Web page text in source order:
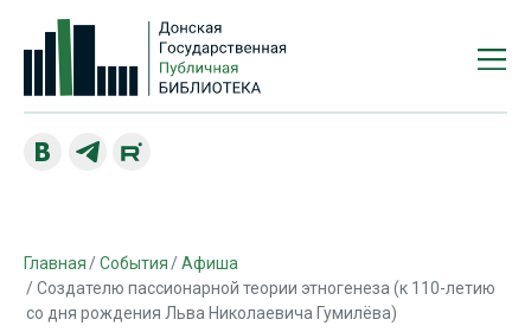
Главная События
Афиша
Создателю пассионарной теории этногенеза (к 110-летию
со дня рождения Льва Николаевича Гумилёва)